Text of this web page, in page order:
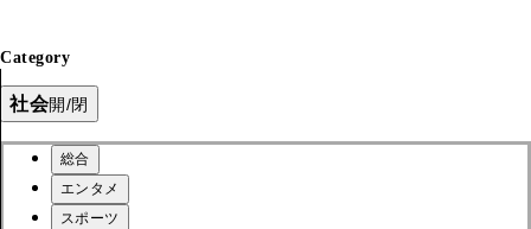
Category
社会開/閉
総合
エンタメ
スポーツ